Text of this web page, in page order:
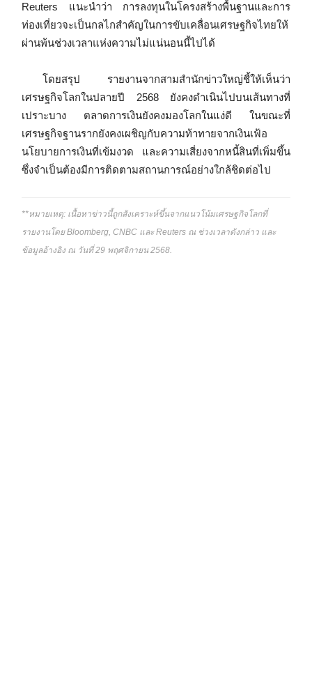
Reuters แนะนำว่า การลงทุนในโครงสร้างพื้นฐานและการ
ท่องเที่ยวจะเป็นกลไกสำคัญในการขับเคลื่อนเศรษฐกิจไทยให้
ผ่านพ้นช่วงเวลาแห่งความไม่แน่นอนนี้ไปได้
โดยสรุป รายงานจากสามสำนักข่าวใหญ่ชี้ให้เห็นว่า
เศรษฐกิจโลกในปลายปี 2568 ยังคงดำเนินไปบนเส้นทางที่
เปราะบาง ตลาดการเงินยังคงมองโลกในแง่ดี ในขณะที่
เศรษฐกิจฐานรากยังคงเผชิญกับความท้าทายจากเงินเฟ้อ
นโยบายการเงินที่เข้มงวด และความเสี่ยงจากหนี้สินที่เพิ่มขึ้น
ซึ่งจำเป็นต้องมีการติดตามสถานการณ์อย่างใกล้ชิดต่อไป
**หมายเหตุ: เนื้อหาข่าวนี้ถูกสังเคราะห์ขึ้นจากแนวโน้มเศรษฐกิจโลกที่
รายงานโดย Bloomberg, CNBC และ Reuters ณ ช่วงเวลาดังกล่าว และ
ข้อมูลอ้างอิง ณ วันที่ 29 พฤศจิกายน 2568.